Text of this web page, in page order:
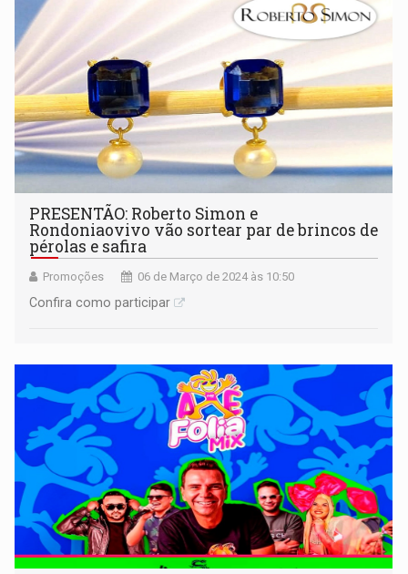
PRESENTÃO: Roberto Simon e
Rondoniaovivo vão sortear par de brincos de
pérolas e safira
Promoções 06 de Março de 2024 às 10:50
Confira como participar